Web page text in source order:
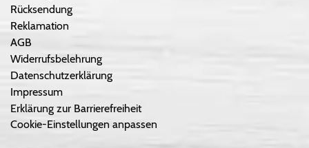
Rücksendung
Reklamation
AGB
Widerrufsbelehrung
Datenschutzerklärung
Impressum
Erklärung zur Barrierefreiheit
Cookie-Einstellungen anpassen